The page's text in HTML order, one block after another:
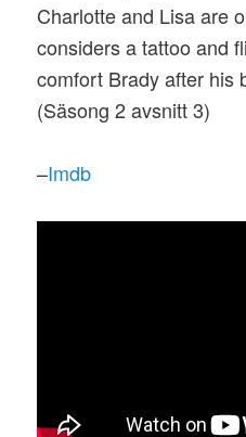
Charlotte and Lisa are
considers a tattoo and
comfort Brady after his
(Säsong 2 avsnitt 3)
–Imdb